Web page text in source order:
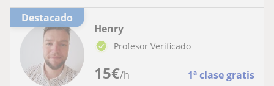
Destacado
15€/h 1ª clase gratis
Henry
Profesor Verificado